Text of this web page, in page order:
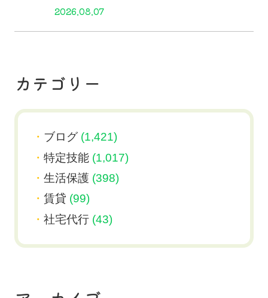
2026.08.07
カテゴリー
ブログ(1,421)
特定技能(1,017)
生活保護 (398)
賃貸 (99)
社宅代行(43)